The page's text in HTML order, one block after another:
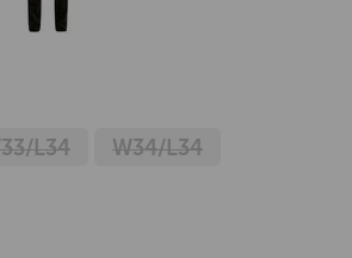
L34
W34/L34